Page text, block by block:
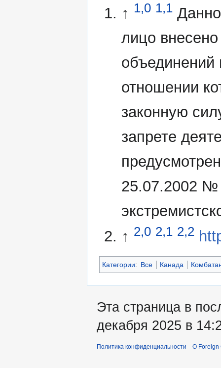
↑ 1,0 1,1
лицо
объединений
отношении
законную
запрете
25.07.2002 №
↑ 2,0 2,1 2,2
Категории: Все Канада
Эта страница в
декабря 2025 в
Политика конфиденциальности О Foreign